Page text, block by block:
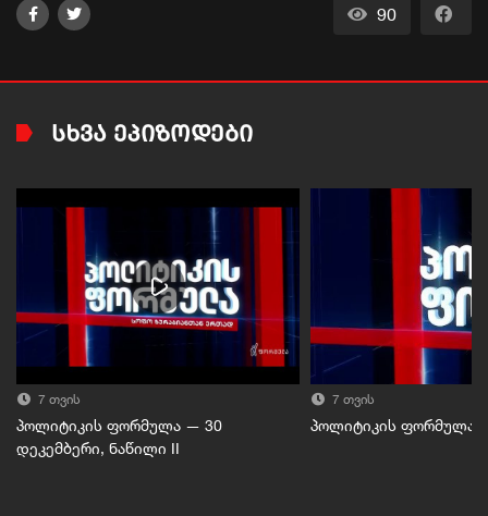
90
ᲡᲮᲕᲐ ᲔᲞᲘᲖᲝᲓᲔᲑᲘ
7 თვის
პოლიტიკის ფორმულა — 30
დეკემბერი, ნაწილი II
7 თვის
პოლიტიკის ფორმულა